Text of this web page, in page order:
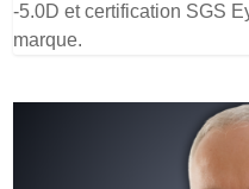
-5.0D et certification SGS
marque.